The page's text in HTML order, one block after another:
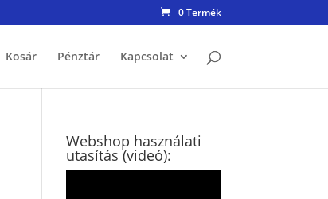
0 Termék
Kosár Pénztár Kapcsolat
Webshop használati
utasítás (videó):